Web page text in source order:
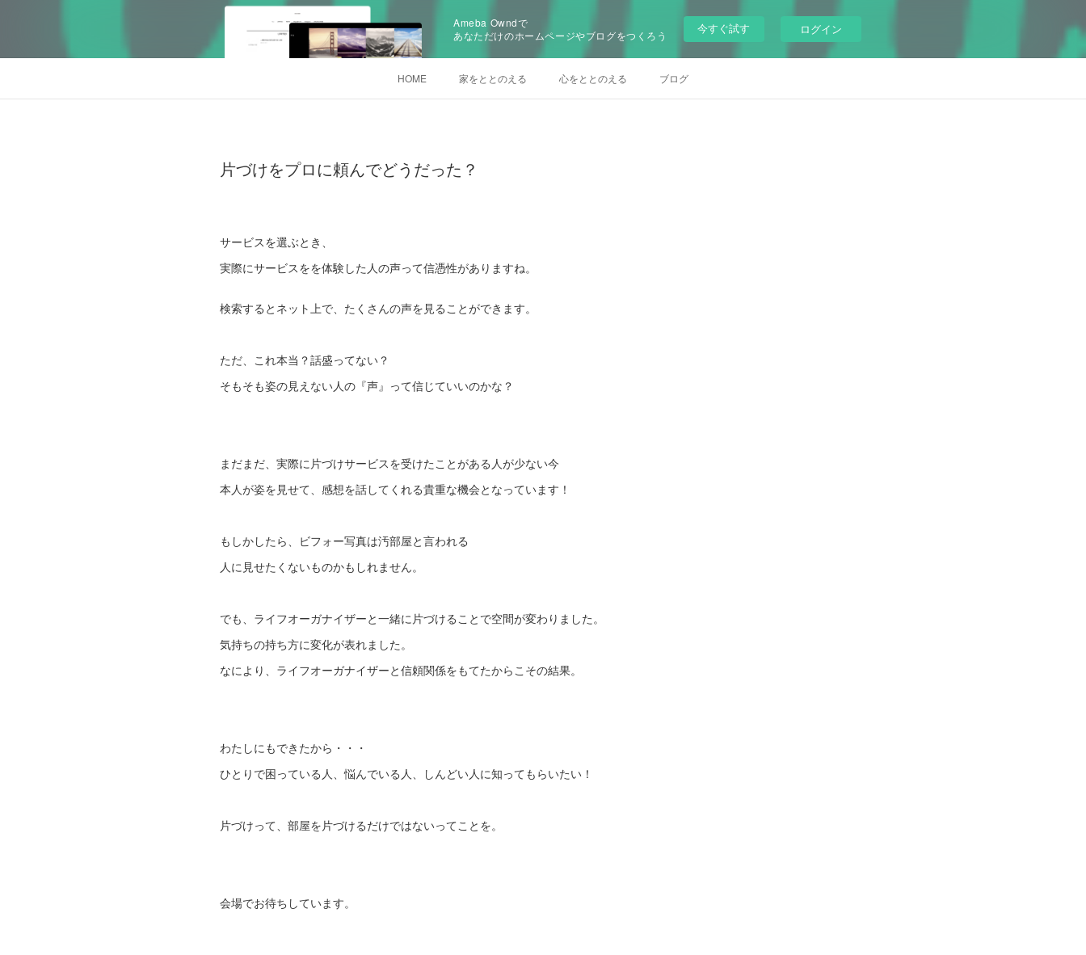
Ameba Owndで
あなただけのホームページやブログをつくろう
今すぐ試す ログイン
HOME 家をととのえる 心をととのえる ブログ
片づけをプロに頼んでどうだった？
サービスを選ぶとき、
実際にサービスをを体験した人の声って信憑性がありますね。
検索するとネット上で、たくさんの声を見ることができます。
ただ、これ本当？話盛ってない？
そもそも姿の見えない人の『声』って信じていいのかな？
まだまだ、実際に片づけサービスを受けたことがある人が少ない今
本人が姿を見せて、感想を話してくれる貴重な機会となっています！
もしかしたら、ビフォー写真は汚部屋と言われる
人に見せたくないものかもしれません。
でも、ライフオーガナイザーと一緒に片づけることで空間が変わりました。
気持ちの持ち方に変化が表れました。
なにより、ライフオーガナイザーと信頼関係をもてたからこその結果。
わたしにもできたから・・・
ひとりで困っている人、悩んでいる人、しんどい人に知ってもらいたい！
片づけって、部屋を片づけるだけではないってことを。
会場でお待ちしています。